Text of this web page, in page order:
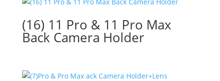
(16) 11 Pro & 11 Pro Max
Back Camera Holder